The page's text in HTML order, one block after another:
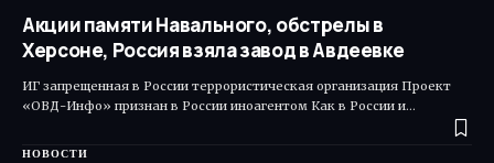
Акции памяти Навального, обстрелы в
Херсоне, Россия взяла завод в Авдеевке
ИГ запрещенная в России террористическая организация Проект
«ОВД-Инфо» признан в России иноагентом Как в России и…
НОВОСТИ